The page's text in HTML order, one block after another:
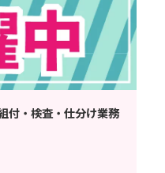
付・検査・仕分け業務